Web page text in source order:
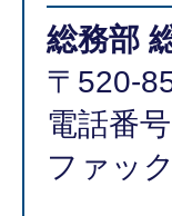
総務部
〒520-
電話番
ファッ